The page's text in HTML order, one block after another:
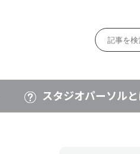
スタジオパーソル